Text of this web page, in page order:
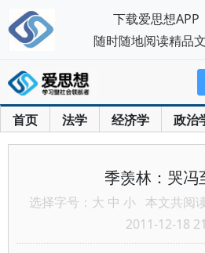
首页 法学 经济学 政治
季羡林：哭冯
选择字号： 大 中 小 本文共阅
2011-12-18
下载爱思想APP
随时随地阅读精品